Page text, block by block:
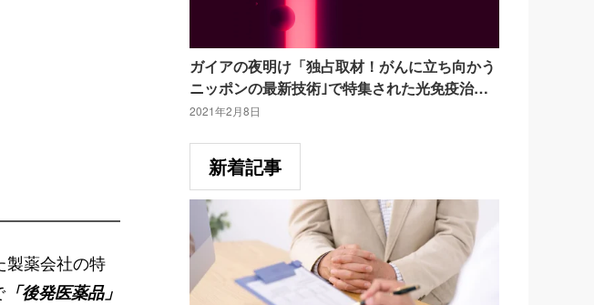
製薬会社の特
「後発医薬品」
ガイアの夜明け「独占取材！がんに立ち向かう
ニッポンの最新技術｣で特集された光免疫治療
について。
2021年2月8日
新着記事